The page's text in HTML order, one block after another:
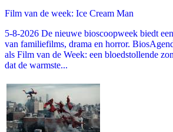
Film van de week: Ice Cream Man
5-8-2026 De nieuwe bioscoopweek biedt
van familiefilms, drama en horror.
als Film van de Week: een bloedstollende
dat de warmste...